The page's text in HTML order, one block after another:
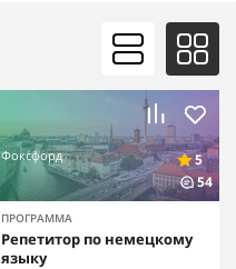
Фоксфорд
5
54
ПРОГРАММА
Репетитор по немецкому
языку